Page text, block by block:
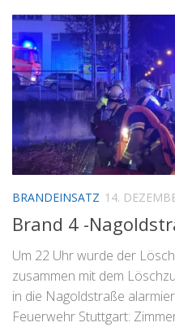
BRANDEINSATZ 14.
Brand 4 -
Um 22 Uhr wurde der
zusammen mit dem
in die Nagoldstraße
Feuerwehr Stuttgart: